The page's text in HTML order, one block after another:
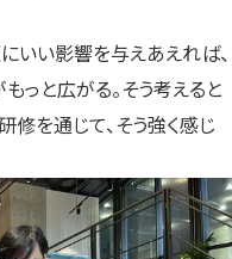
いい影響を与えあえれば、
っと広がる。そう考えると
を通じて、そう強く感じ